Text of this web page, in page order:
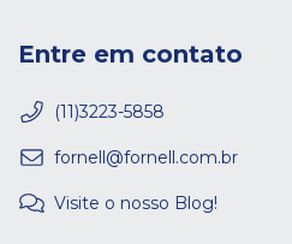
Entre em contato
(11)3223-5858
fornell@fornell.com.br
Visite o nosso Blog!